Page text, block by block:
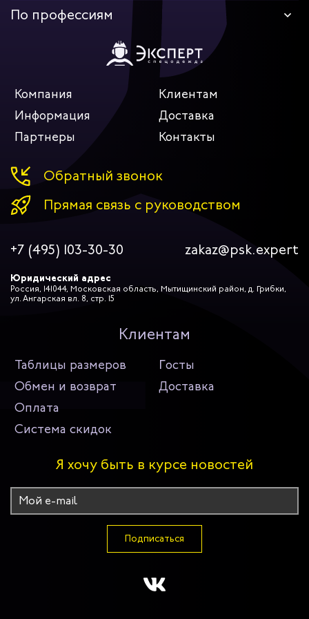
обувь для работников РЖД
обувь для монтажников
обувь для строителей
обувь для автомастерских
По профессиям
Компания
Клиентам
Информация
Доставка
Партнеры
Контакты
Обратный звонок
Прямая связь с руководством
+7 (495) 103-30-30 zakaz@psk.expert
Юридический адрес
Россия, 141044, Московская область, Мытищинский район, д. Грибки,
ул. Ангарская вл. 8, стр. 15
Клиентам
Таблицы размеров
Госты
Обмен и возврат
Доставка
Оплата
Система скидок
Я хочу быть в курсе новостей
Подписаться